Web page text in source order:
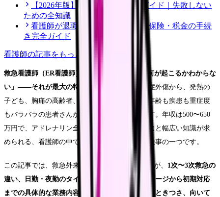
【2026年版】看護師転職の完全ガイド｜失敗しない
ための全知識
看護師が退職後にやるべき年金・保険・税金の手続
き完全ガイド
看護師の記事をもっと見る
救急看護師（ER看護師）の1日は、文字通り「何が起こるかわからな
い」——それが最大の特徴です。
交通事故の重症外傷から、発熱の
子ども、胸痛の高齢者、自殺未遂の若者まで、年齢も疾患も重症度
もバラバラの患者さんが次々と搬送されてきます。年収は500〜650
万円で、アドレナリン全開の現場で瞬時の判断力と幅広い知識が求
められる、看護師の中でも最もダイナミックな仕事の一つです。
この記事では、救急外来（ER）勤務8年目の筆者が、 1次〜3次救急の
違い、日勤・夜勤のタイムスケジュール、トリアージから初期対応
までの具体的な業務内容、年収の実態、やりがいときつさ、向いて